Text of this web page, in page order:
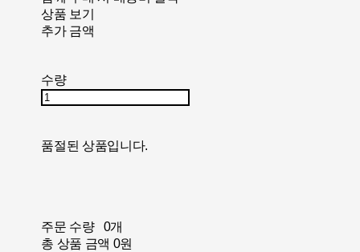
상품 보기
추가 금액
수량
품절된 상품입니다.
주문 수량
0개
총 상품 금액 0원